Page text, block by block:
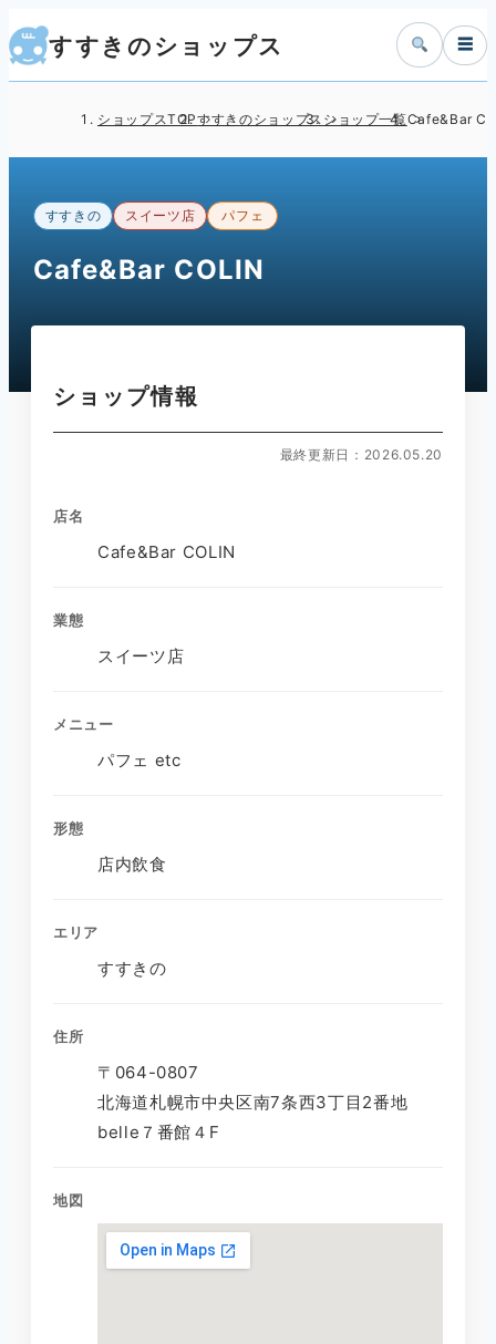
すすきのショップス ☰
ショップスTOPすすきのショップス ショップ一覧Cafe&Bar
すすきの スイーツ店 パフェ
Cafe&Bar COLIN
ショップ情報
最終更新日：2026.05.20
店名
Cafe&Bar COLIN
業態
スイーツ店
メニュー
パフェ etc
形態
店内飲食
エリア
すすきの
住所
〒064-0807
北海道札幌市中央区南7条西3丁目2番地
belle７番館４F
地図